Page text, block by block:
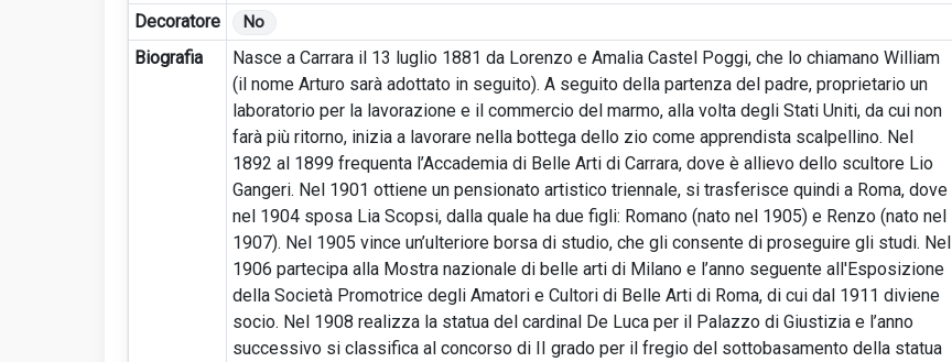
Decoratore No
Biografia
Nasce a Carrara il 13 luglio 1881 da Lorenzo e Amalia Castel Poggi, che lo chiamano William
(il nome Arturo sarà adottato in seguito). A seguito della partenza del padre, proprietario un
laboratorio per la lavorazione e il commercio del marmo, alla volta degli Stati Uniti, da cui non
farà più ritorno, inizia a lavorare nella bottega dello zio come apprendista scalpellino. Nel
1892 al 1899 frequenta l’Accademia di Belle Arti di Carrara, dove è allievo dello scultore Lio
Gangeri. Nel 1901 ottiene un pensionato artistico triennale, si trasferisce quindi a Roma, dove
nel 1904 sposa Lia Scopsi, dalla quale ha due figli: Romano (nato nel 1905) e Renzo (nato nel
1907). Nel 1905 vince un’ulteriore borsa di studio, che gli consente di proseguire gli studi. Nel
1906 partecipa alla Mostra nazionale di belle arti di Milano e l’anno seguente all'Esposizione
della Società Promotrice degli Amatori e Cultori di Belle Arti di Roma, di cui dal 1911 diviene
socio. Nel 1908 realizza la statua del cardinal De Luca per il Palazzo di Giustizia e l’anno
successivo si classifica al concorso di II grado per il fregio del sottobasamento della statua